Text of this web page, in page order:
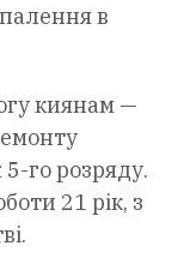
в
киянам —
го розряду.
21 рік, з